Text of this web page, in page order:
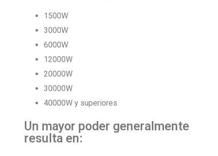
1500W
3000W
6000W
12000W
20000W
30000W
40000W y superiores
Un mayor poder generalmente
resulta en: